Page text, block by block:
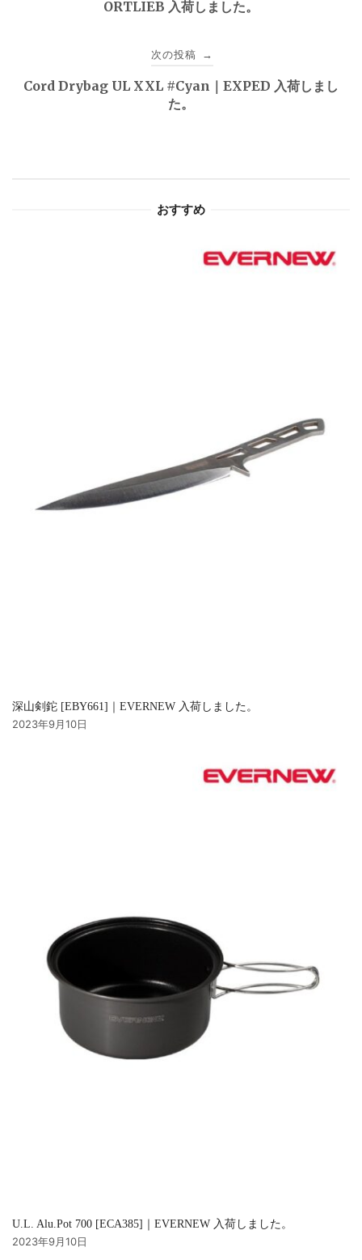
ゲ
ORTLIEB 入荷しました。
次の投稿 →
Cord Drybag UL XXL #Cyan｜EXPED 入荷しまし
た。
おすすめ
深山剣鉈 [EBY661]｜EVERNEW 入荷しました。
2023年9月10日
U.L. Alu.Pot 700 [ECA385]｜EVERNEW 入荷しました。
2023年9月10日